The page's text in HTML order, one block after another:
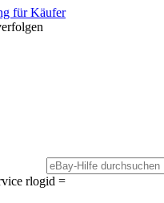
für Käufer
rlogid =